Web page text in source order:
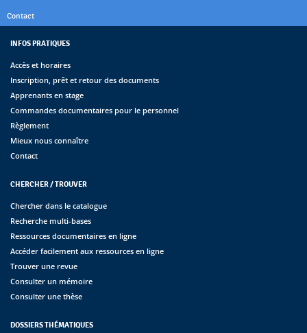
Contact
INFOS PRATIQUES
Accès et horaires
Inscription, prêt et retour des documents
Apprenants en stage
Commandes documentaires pour le personnel
Règlement
Mieux nous connaître
Contact
CHERCHER / TROUVER
Chercher dans le catalogue
Recherche multi-bases
Ressources documentaires en ligne
Accéder facilement aux ressources en ligne
Trouver une revue
Consulter un mémoire
Consulter une thèse
DOSSIERS THÉMATIQUES